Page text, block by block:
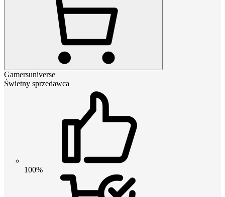
Gamersuniverse
Świetny sprzedawca
100%